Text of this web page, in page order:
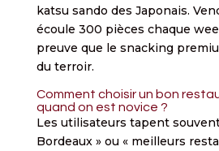
katsu sando des Japonais.
écoule 300 pièces chaque
preuve que le snacking
du terroir.
Comment choisir un bon
quand on est novice ?
Les utilisateurs tapent
Bordeaux » ou « meilleurs